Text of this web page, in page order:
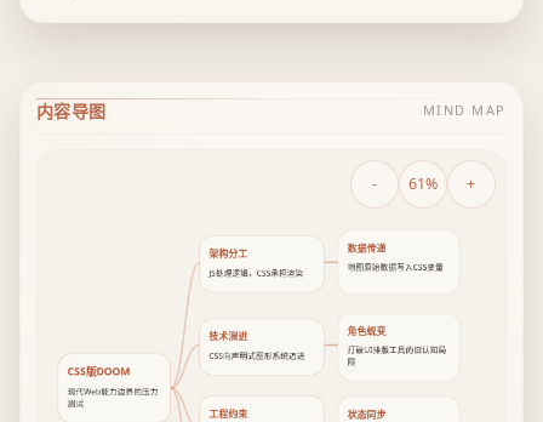
内容导图 MIND MAP
- 61% +
CSS版DOOM
现代Web能力边界的压力
测试
架构分工
JS处理逻辑，CSS承担渲染
数据传递
地图原始数据写入CSS变量
技术演进
CSS向声明式图形系统迈进
角色蜕变
打破UI排版工具的旧认知局
限
工程约束 状态同步